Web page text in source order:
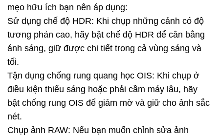
mẹo hữu ích bạn nên áp dụng:
Sử dụng chế độ HDR: Khi chụp những cảnh có độ
tương phản cao, hãy bật chế độ HDR để cân bằng
ánh sáng, giữ được chi tiết trong cả vùng sáng và
tối.
Tận dụng chống rung quang học OIS: Khi chụp ở
điều kiện thiếu sáng hoặc phải cầm máy lâu, hãy
bật chống rung OIS để giảm mờ và giữ cho ảnh sắc
nét.
Chụp ảnh RAW: Nếu bạn muốn chỉnh sửa ảnh